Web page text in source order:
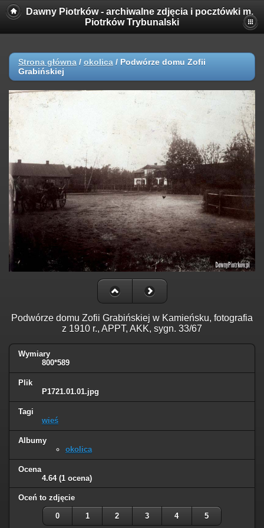
Dawny Piotrków - archiwalne zdjęcia i pocztówki m.
Piotrków Trybunalski
Strona główna / okolica / Podwórze domu Zofii
Grabińskiej
Podwórze domu Zofii Grabińskiej w Kamieńsku, fotografia
z 1910 r., APPT, AKK, sygn. 33/67
Wymiary
800*589
Plik
P1721.01.01.jpg
Tagi
wieś
Albumy
okolica
Ocena
4.64 (1 ocena)
Oceń to zdjęcie
0 1 2 3 4 5